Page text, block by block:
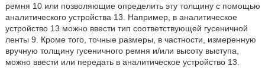
ремня 10 или позволяющие определить эту толщину с помощью
аналитического устройства 13. Например, в аналитическое
устройство 13 можно ввести тип соответствующей гусеничной
ленты 9. Кроме того, точные размеры, в частности, измеренную
вручную толщину гусеничного ремня и/или высоту выступа,
можно ввести или передать в аналитическое устройство 13.